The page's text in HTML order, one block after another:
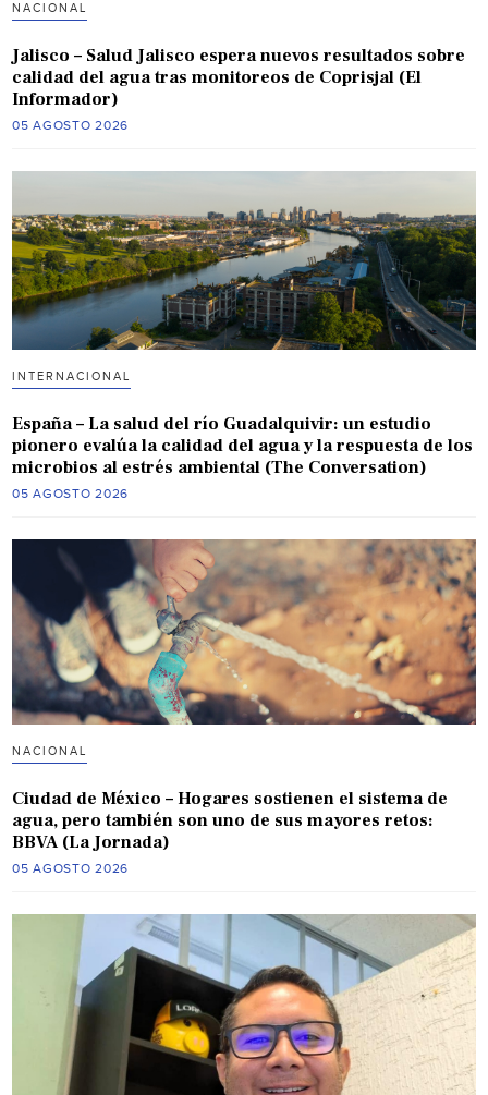
NACIONAL
Jalisco – Salud Jalisco espera nuevos resultados sobre
calidad del agua tras monitoreos de Coprisjal (El
Informador)
05 AGOSTO 2026
INTERNACIONAL
España – La salud del río Guadalquivir: un estudio
pionero evalúa la calidad del agua y la respuesta de los
microbios al estrés ambiental (The Conversation)
05 AGOSTO 2026
NACIONAL
Ciudad de México – Hogares sostienen el sistema de
agua, pero también son uno de sus mayores retos:
BBVA (La Jornada)
05 AGOSTO 2026